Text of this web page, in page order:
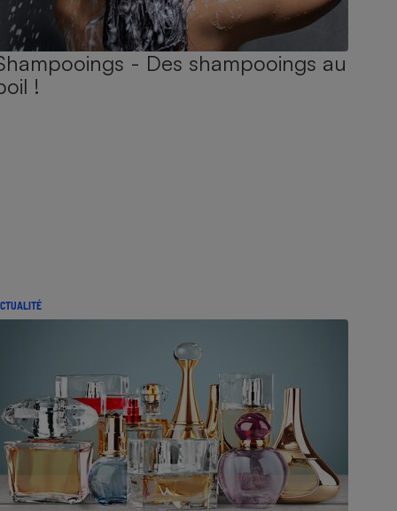
- Des shampooings au
!